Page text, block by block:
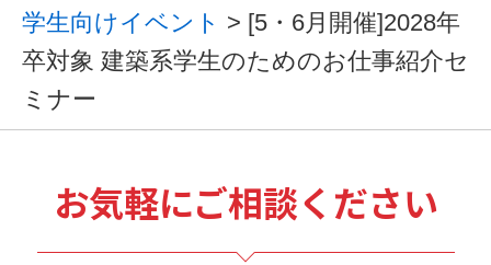
学生向けイベント > [5・6月開催]2028年
卒対象 建築系学生のためのお仕事紹介セ
ミナー
お気軽にご相談ください